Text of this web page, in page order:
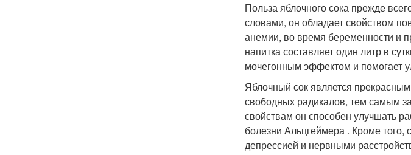
Польза яблочного сока прежде
словами, он обладает свойством
анемии, во время беременности и
напитка составляет один литр в
мочегонным эффектом и помогает
Яблочный сок является
свободных радикалов, тем самым
свойствам он способен улучшать
болезни Альцгеймера . Кроме того,
депрессией и нервными